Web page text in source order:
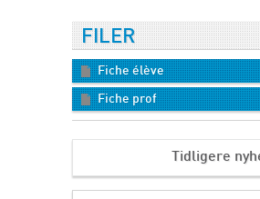
FILER
Fiche élève
Fiche prof
Tidligere